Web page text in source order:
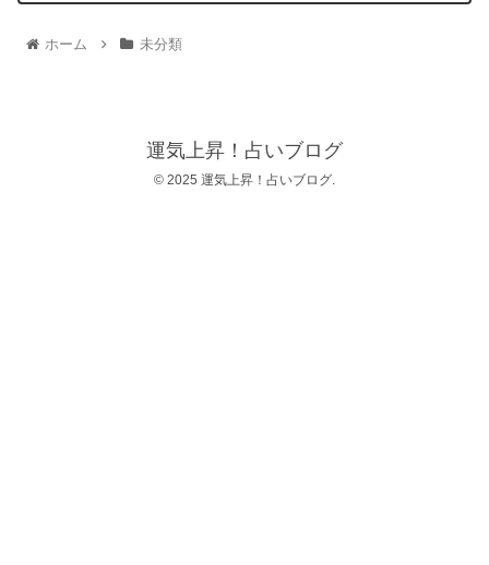
ホーム 未分類
運気上昇！占いブログ
© 2025 運気上昇！占いブログ.